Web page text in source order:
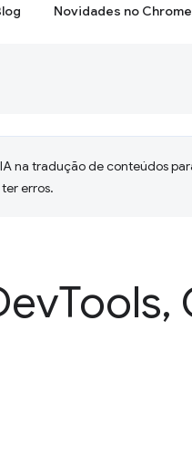
Novidades no Chrome
na tradução de conteúdos
erros.
Tools,